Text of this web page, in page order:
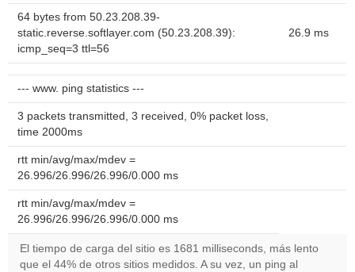
64 bytes from 50.23.208.39-
static.reverse.softlayer.com (50.23.208.39):
icmp_seq=3 ttl=56
26.9 ms
--- www. ping statistics ---
3 packets transmitted, 3 received, 0% packet loss,
time 2000ms
rtt min/avg/max/mdev =
26.996/26.996/26.996/0.000 ms
rtt min/avg/max/mdev =
26.996/26.996/26.996/0.000 ms
El tiempo de carga del sitio es 1681 milliseconds, más lento
que el 44% de otros sitios medidos. A su vez, un ping al